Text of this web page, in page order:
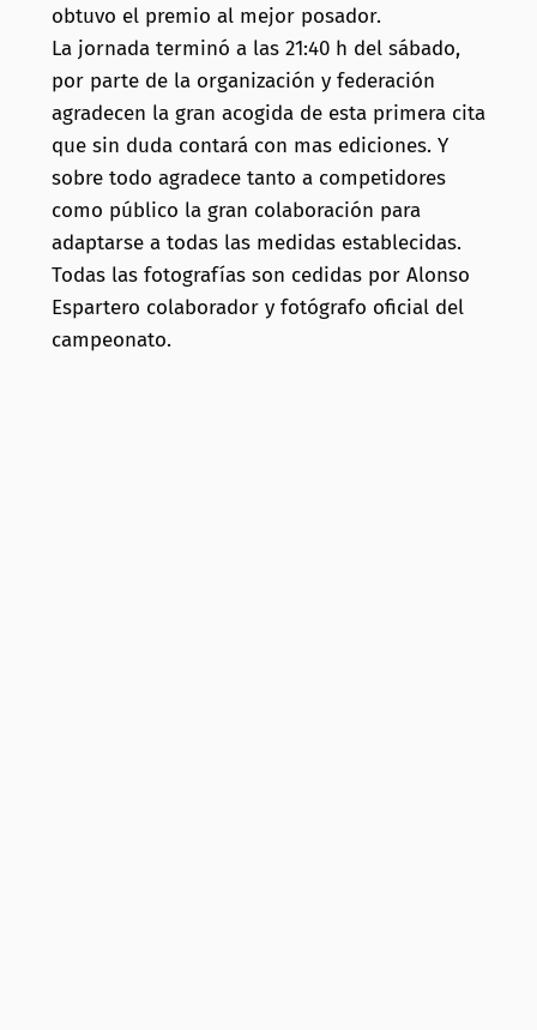
obtuvo el premio al mejor posador.
La jornada terminó a las 21:40 h del sábado,
por parte de la organización y federación
agradecen la gran acogida de esta primera cita
que sin duda contará con mas ediciones. Y
sobre todo agradece tanto a competidores
como público la gran colaboración para
adaptarse a todas las medidas establecidas.
Todas las fotografías son cedidas por Alonso
Espartero colaborador y fotógrafo oficial del
campeonato.